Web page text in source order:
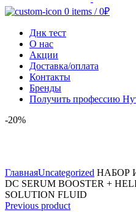
0 items / 0₽
Днк тест
О нас
Акции
Доставка/оплата
Контакты
Бренды
Получить профессию
-20%
ГлавнаяUncategorized НАБОР
DC SERUM BOOSTER +
SOLUTION FLUID
Previous product